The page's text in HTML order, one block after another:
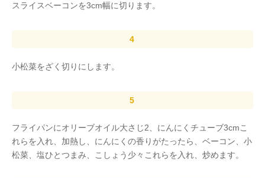
スライスベーコンを3cm幅に切ります。
小松菜をざく切りにします。
フライパンにオリーブオイル大さじ2、にんにくチューブ3cmこ
れらを入れ、加熱し、にんにくの香りがたったら、ベーコン、小
松菜、塩ひとつまみ、こしょう少々これらを入れ、炒めます。